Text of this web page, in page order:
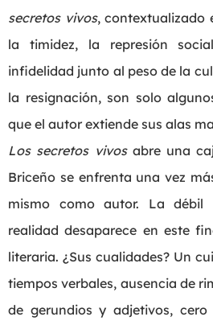
secretos vivos, contextualizado
la timidez, la represión
infidelidad junto al peso de la
la resignación, son solo
que el autor extiende sus alas
Los secretos vivosabre una
Briceño se enfrenta una vez
mismo como autor. La
realidad desaparece en este
literaria. ¿Sus cualidades? Un
tiempos verbales, ausencia de
de gerundios y adjetivos, cero